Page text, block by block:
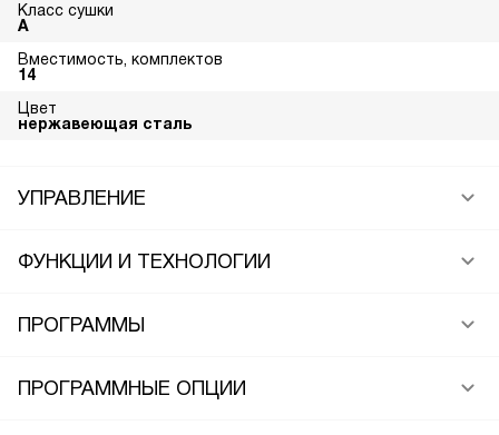
Класс сушки
A
Вместимость, комплектов
14
Цвет
нержавеющая сталь
УПРАВЛЕНИЕ
ФУНКЦИИ И ТЕХНОЛОГИИ
ПРОГРАММЫ
ПРОГРАММНЫЕ ОПЦИИ